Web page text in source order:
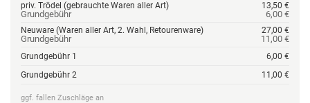
priv. Trödel (gebrauchte Waren aller Art) 13,50 €
Grundgebühr 6,00 €
Neuware (Waren aller Art, 2. Wahl, Retourenware) 27,00 €
Grundgebühr 11,00 €
Grundgebühr 1
6,00 €
Grundgebühr 2
11,00 €
ggf. fallen Zuschläge an